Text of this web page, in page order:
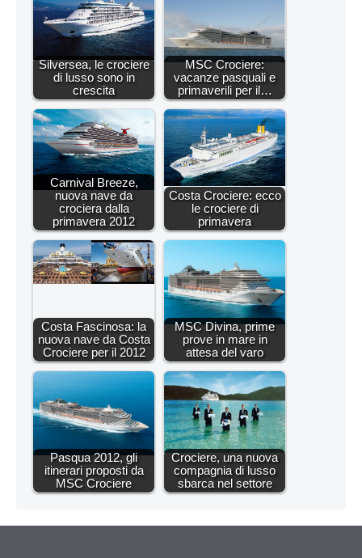
Silversea, le crociere
di lusso sono in
crescita
MSC Crociere:
vacanze pasquali e
primaverili per il…
Carnival Breeze,
nuova nave da
crociera dalla
primavera 2012
Costa Crociere: ecco
le crociere di
primavera
Costa Fascinosa: la
nuova nave da Costa
Crociere per il 2012
MSC Divina, prime
prove in mare in
attesa del varo
Pasqua 2012, gli
itinerari proposti da
MSC Crociere
Crociere, una nuova
compagnia di lusso
sbarca nel settore